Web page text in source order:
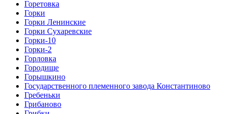
Горетовка
Горки
Горки Ленинские
Горки Сухаревские
Горки-10
Горки-2
Горловка
Городище
Горышкино
Государственного племенного завода Константиново
Гребеньки
Грибаново